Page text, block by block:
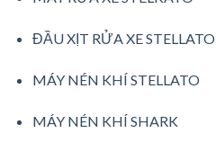
ĐẦU XỊT RỬA XE STELLATO
MÁY NÉN KHÍ STELLATO
MÁY NÉN KHÍ SHARK